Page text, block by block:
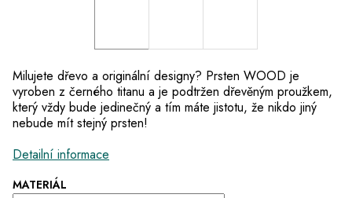
MATERIÁL
Milujete dřevo a originální designy? Prsten WOOD je
vyroben z černého titanu a je podtržen dřevěným proužkem,
který vždy bude jedinečný a tím máte jistotu, že nikdo jiný
nebude mít stejný prsten!
Detailní informace